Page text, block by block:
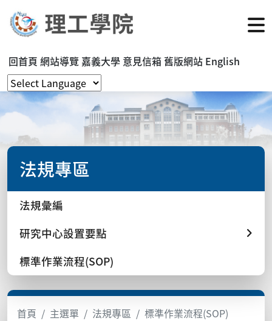
回首頁 網站導覽 嘉義大學 意見信箱 舊版網站 English
法規專區
法規彙編
研究中心設置要點
標準作業流程(SOP)
首頁 主選單 法規專區 標準作業流程(SOP)